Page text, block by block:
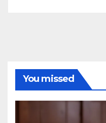
You missed